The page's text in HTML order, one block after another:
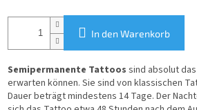
In den Warenkorb
Semipermanente Tattoos sind absolut
erwarten können. Sie sind von klassischen
Dauer beträgt mindestens 14 Tage. Der